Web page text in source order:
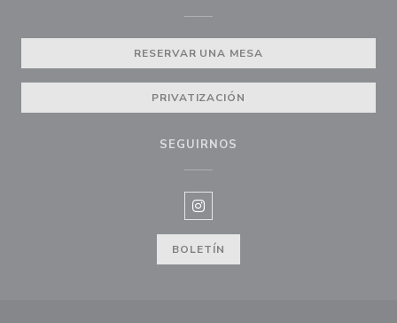
RESERVAR UNA MESA
PRIVATIZACIÓN
SEGUIRNOS
Instagram ((abre en una nueva
BOLETÍN